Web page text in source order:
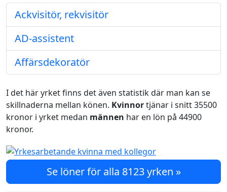
Ackvisitör, rekvisitör
AD-assistent
Affärsdekoratör
I det här yrket finns det även statistik där man kan se
skillnaderna mellan könen. Kvinnortjänar i snitt 35500
kronor i yrket medan männen har en lön på 44900
kronor.
Se löner för alla 8123 yrken »